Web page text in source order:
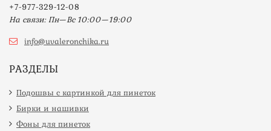
+7-977-329-12-08
На связи: Пн—Вс 10:00—19:00
info@uvaleronchika.ru
РАЗДЕЛЫ
Подошвы с картинкой для пинеток
Бирки и нашивки
Фоны для пинеток